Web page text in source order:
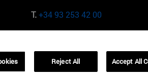
T.+34 93 253 42 00
01321001 Bela Vista Brasil
Reject All Accept All